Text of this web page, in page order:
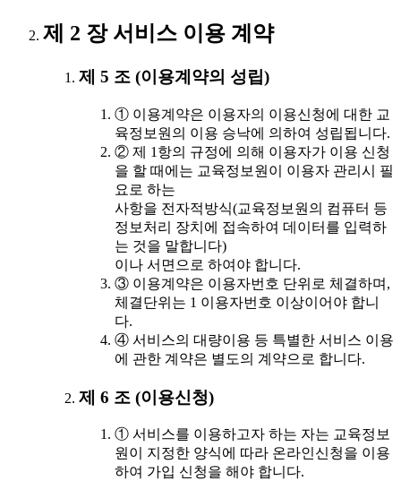
제 2 장 서비스 이용 계약
제 5 조 (이용계약의 성립)
① 이용계약은 이용자의 이용신청에 대한 교
육정보원의 이용 승낙에 의하여 성립됩니다.
② 제 1항의 규정에 의해 이용자가 이용 신청
을 할 때에는 교육정보원이 이용자 관리시 필
요로 하는
사항을 전자적방식(교육정보원의 컴퓨터 등
정보처리 장치에 접속하여 데이터를 입력하
는 것을 말합니다)
이나 서면으로 하여야 합니다.
③ 이용계약은 이용자번호 단위로 체결하며,
체결단위는 1 이용자번호 이상이어야 합니
다.
④ 서비스의 대량이용 등 특별한 서비스 이용
에 관한 계약은 별도의 계약으로 합니다.
제 6 조 (이용신청)
① 서비스를 이용하고자 하는 자는 교육정보
원이 지정한 양식에 따라 온라인신청을 이용
하여 가입 신청을 해야 합니다.